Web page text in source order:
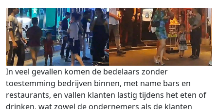
In veel gevallen komen de bedelaars zonder
toestemming bedrijven binnen, met name bars en
restaurants, en vallen klanten lastig tijdens het eten of
drinken, wat zowel de ondernemers als de klanten